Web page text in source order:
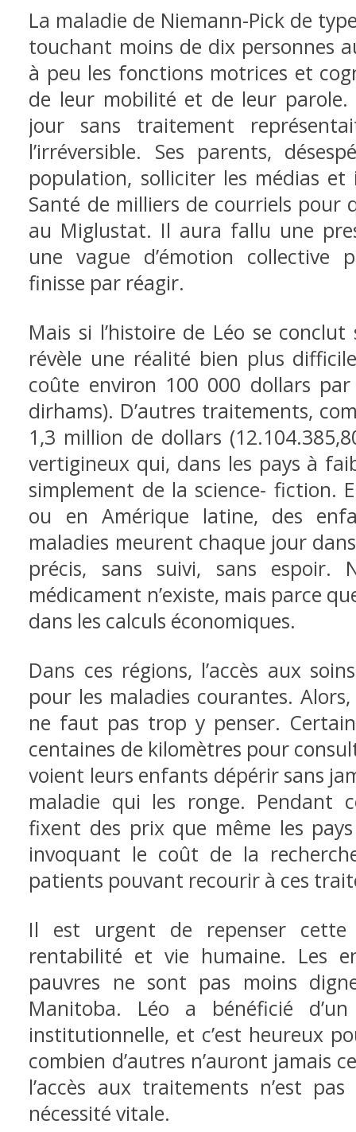
La maladie de Niemann-Pick de
touchant moins de dix personnes
à peu les fonctions motrices et
de leur mobilité et de leur
jour sans traitement
l’irréversible. Ses parents,
population, solliciter les médias
Santé de milliers de courriels pour
au Miglustat. Il aura fallu une
une vague d’émotion collective
finisse par réagir.
Mais si l’histoire de Léo se
révèle une réalité bien plus
coûte environ 100 000 dollars
dirhams). D’autres traitements,
1,3 million de dollars
vertigineux qui, dans les pays à
simplement de la science- fiction.
ou en Amérique latine, des
maladies meurent chaque jour
précis, sans suivi, sans espoir.
médicament n’existe, mais parce
dans les calculs économiques.
Dans ces régions, l’accès aux
pour les maladies courantes.
ne faut pas trop y penser.
centaines de kilomètres pour
voient leurs enfants dépérir sans
maladie qui les ronge. Pendant
fixent des prix que même les
invoquant le coût de la
patients pouvant recourir à ces
Il est urgent de repenser cette
rentabilité et vie humaine. Les
pauvres ne sont pas moins
Manitoba. Léo a bénéficié
institutionnelle, et c’est heureux
combien d’autres n’auront jamais
l’accès aux traitements n’est
nécessité vitale.